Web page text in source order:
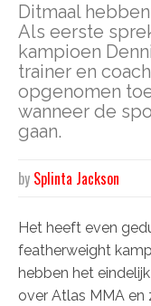
Ditmaal
Als eerste
kampioen
trainer en
opgenomen
wanneer de
gaan.
by Splinta Jackson
Het heeft even
featherweight
hebben het
over Atlas MMA en